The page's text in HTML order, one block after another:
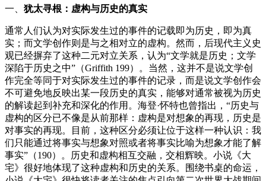
一、 犹太寻根：虚构与历史的真实
通常人们认为对实际发生过的事件的记载即为历史，即为真
实；而文学创作则是与之相对立的虚构。然而，后现代主义史
观已经摒弃了这种二元对立关系，认为“文学就是历史；文学
深陷于历史之中”（Griffith 199）。当然，这并不是说文学创
作完全等同于对实际发生过的事件的记录，而是说文学创作会
不可避免地反映出某一段历史的真实，能够对通常被视为历史
的解读起到补充和深化的作用。海登·怀特也曾指出，“历史与
虚构的区分已不像是从前那样：虚构是对想象的再现，历史是
对事实的再现。目前，这种区分必须让位于这样一种认识：我
们只能通过将事实与想象对照或者将事实比喻为想象才能了解
事实”（190）。历史和虚构相互交融，交相辉映。小说《大
宅》很好地体现了这种虚构和历史的关系。围绕书桌的命运，